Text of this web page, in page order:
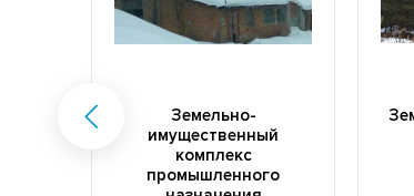
Земельно-
имущественный
комплекс
промышленного